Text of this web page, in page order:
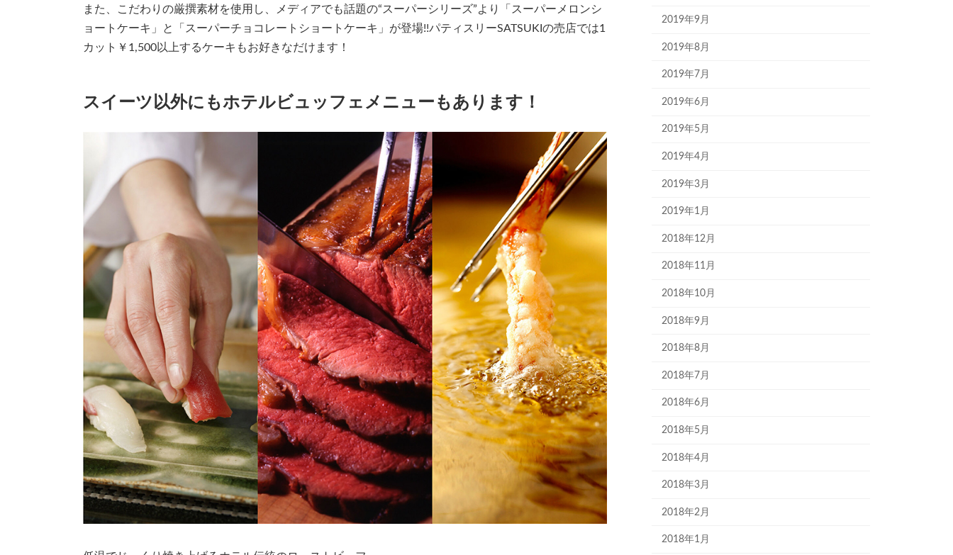
また、こだわりの厳撰素材を使用し、メディアでも話題の“スーパーシリーズ”より「スーパーメロンシ
ョートケーキ」と「スーパーチョコレートショートケーキ」が登場!!パティスリーSATSUKIの売店では1
カット￥1,500以上するケーキもお好きなだけます！
スイーツ以外にもホテルビュッフェメニューもあります！
2019年9月
2019年8月
2019年7月
2019年6月
2019年5月
2019年4月
2019年3月
2019年1月
2018年12月
2018年11月
2018年10月
2018年9月
2018年8月
2018年7月
2018年6月
2018年5月
2018年4月
2018年3月
2018年2月
2018年1月